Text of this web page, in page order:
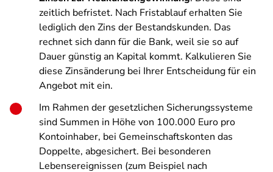
zeitlich befristet. Nach Fristablauf erhalten Sie
lediglich den Zins der Bestandskunden. Das
rechnet sich dann für die Bank, weil sie so auf
Dauer günstig an Kapital kommt. Kalkulieren Sie
diese Zinsänderung bei Ihrer Entscheidung für ein
Angebot mit ein.
Im Rahmen der gesetzlichen Sicherungssysteme
sind Summen in Höhe von 100.000 Euro pro
Kontoinhaber, bei Gemeinschaftskonten das
Doppelte, abgesichert. Bei besonderen
Lebensereignissen (zum Beispiel nach